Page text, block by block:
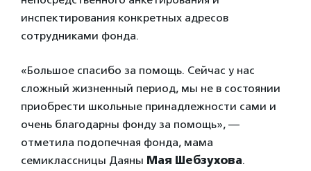
инспектирования конкретных адресов
сотрудниками фонда.
«Большое спасибо за помощь. Сейчас у нас
сложный жизненный период, мы не в состоянии
приобрести школьные принадлежности сами и
очень благодарны фонду за помощь», —
отметила подопечная фонда, мама
семиклассницы Даяны Мая Шебзухова.